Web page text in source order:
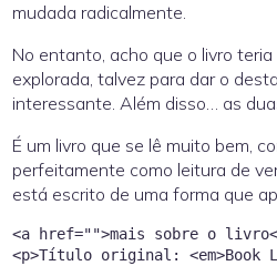
mudada radicalmente.
No entanto, acho que o livro
explorada, talvez para dar o
interessante. Além disso… as
É um livro que se lê muito bem,
perfeitamente como leitura de
está escrito de uma forma que
<a href="">mais sobre o
<p>Título original: <em>Book